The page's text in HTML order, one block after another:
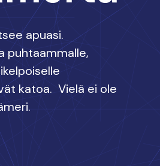
apuasi.
puhtaammalle,
katoa. Vielä ei ole